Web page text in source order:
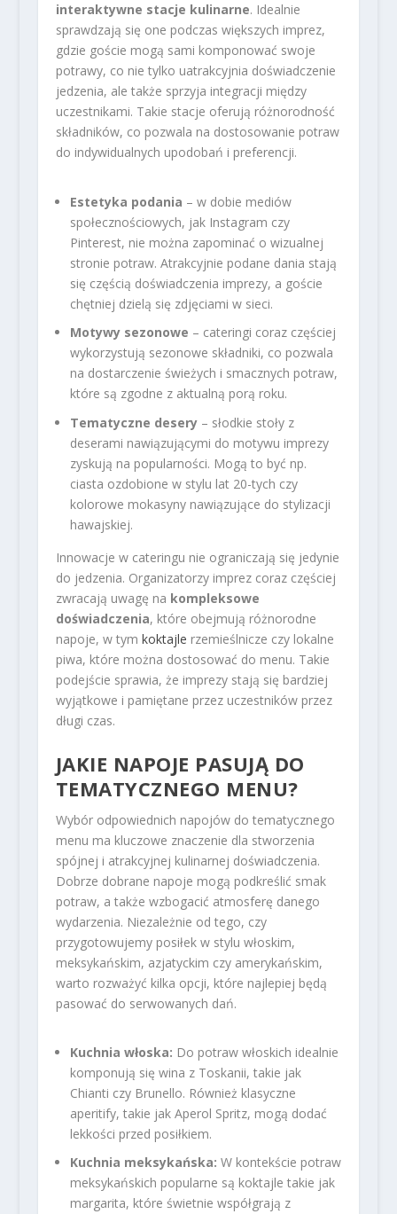
interaktywne stacje kulinarne. Idealnie
sprawdzają się one podczas większych imprez,
gdzie goście mogą sami komponować swoje
potrawy, co nie tylko uatrakcyjnia doświadczenie
jedzenia, ale także sprzyja integracji między
uczestnikami. Takie stacje oferują różnorodność
składników, co pozwala na dostosowanie potraw
do indywidualnych upodobań i preferencji.
Estetyka podania – w dobie mediów
społecznościowych, jak Instagram czy
Pinterest, nie można zapominać o wizualnej
stronie potraw. Atrakcyjnie podane dania stają
się częścią doświadczenia imprezy, a goście
chętniej dzielą się zdjęciami w sieci.
Motywy sezonowe – cateringi coraz częściej
wykorzystują sezonowe składniki, co pozwala
na dostarczenie świeżych i smacznych potraw,
które są zgodne z aktualną porą roku.
Tematyczne desery– słodkie stoły z
deserami nawiązującymi do motywu imprezy
zyskują na popularności. Mogą to być np.
ciasta ozdobione w stylu lat 20-tych czy
kolorowe mokasyny nawiązujące do stylizacji
hawajskiej.
Innowacje w cateringu nie ograniczają się jedynie
do jedzenia. Organizatorzy imprez coraz częściej
zwracają uwagę na kompleksowe
doświadczenia, które obejmują różnorodne
napoje, w tym koktajle rzemieślnicze czy lokalne
piwa, które można dostosować do menu. Takie
podejście sprawia, że imprezy stają się bardziej
wyjątkowe i pamiętane przez uczestników przez
długi czas.
JAKIE NAPOJE PASUJĄ DO
TEMATYCZNEGO MENU?
Wybór odpowiednich napojów do tematycznego
menu ma kluczowe znaczenie dla stworzenia
spójnej i atrakcyjnej kulinarnej doświadczenia.
Dobrze dobrane napoje mogą podkreślić smak
potraw, a także wzbogacić atmosferę danego
wydarzenia. Niezależnie od tego, czy
przygotowujemy posiłek w stylu włoskim,
meksykańskim, azjatyckim czy amerykańskim,
warto rozważyć kilka opcji, które najlepiej będą
pasować do serwowanych dań.
Kuchnia włoska: Do potraw włoskich idealnie
komponują się wina z Toskanii, takie jak
Chianti czy Brunello. Również klasyczne
aperitify, takie jak Aperol Spritz, mogą dodać
lekkości przed posiłkiem.
Kuchnia meksykańska: W kontekście potraw
meksykańskich popularne są koktajle takie jak
margarita, które świetnie współgrają z